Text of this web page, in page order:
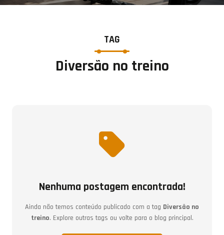
TAG
Diversão no treino
Nenhuma postagem encontrada!
Ainda não temos conteúdo publicado com a tag Diversão no
treino. Explore outras tags ou volte para o blog principal.